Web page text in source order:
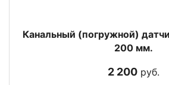
Канальный (погружной)
200 мм.
2 200руб.